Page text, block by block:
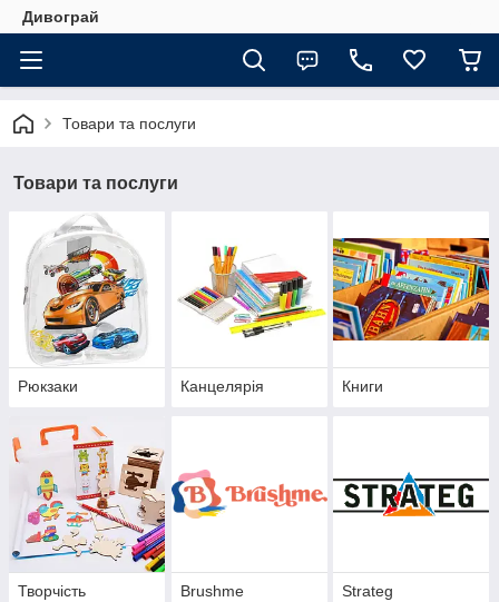
Дивограй
Товари та послуги
Товари та послуги
Рюкзаки Канцелярія Книги
Творчість Brushme Strateg